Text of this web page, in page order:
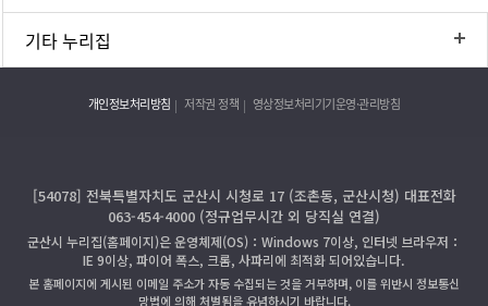
기타 누리집
개인정보처리방침 저작권 정책 영상정보처리기기운영·관리방침
[54078] 전북특별자치도 군산시 시청로 17 (조촌동, 군산시청) 대표전화
063-454-4000 (정규업무시간 외 당직실 연결)
군산시 누리집(홈페이지)은 운영체제(OS)：Windows 7이상, 인터넷 브라우저：
IE 9이상, 파이어 폭스, 크롬, 사파리에 최적화 되어있습니다.
본 홈페이지에 게시된 이메일 주소가 자동 수집되는 것을 거부하며, 이를 위반시 정보통신
망법에 의해 처벌됨을 유념하시기 바랍니다.